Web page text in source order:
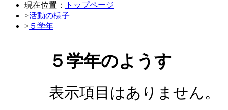
現在位置：
トップページ
>活動の様子
> ５学年
５学年のようす
表示項目はありません。